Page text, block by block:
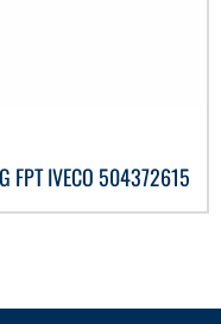
FPT IVECO 504372615